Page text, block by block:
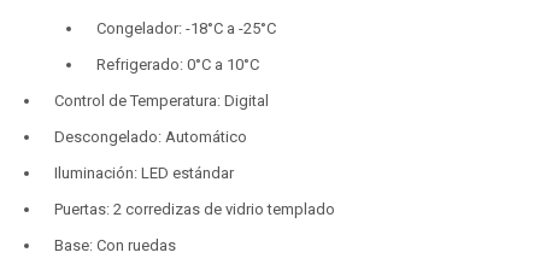
Congelador: -18°C a -25°C
Refrigerado: 0°C a 10°C
Control de Temperatura: Digital
Descongelado: Automático
Iluminación: LED estándar
Puertas: 2 corredizas de vidrio templado
Base: Con ruedas